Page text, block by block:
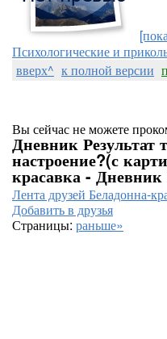
Психологические и
вверх^ к полной версии
Вы сейчас не можете
Дневник Результат
настроение?(с
красавка - Дневник
Лента друзей Беладонна-
Добавить в друзья
Страницы: раньше»